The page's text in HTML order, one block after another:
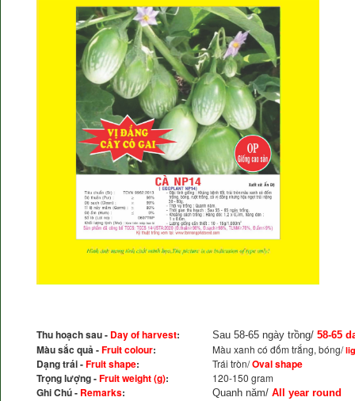
Thu hoạch sau - Day of harvest: Sau 58-65 ngày trồng/ 58-65
Màu sắc quả -Fruit colour: Màu xanh có đốm trắng, bóng/
Dạng trái -Fruit shape: Trái tròn/Oval shape
Trọng lượng -Fruit weight (g): 120-150 gram
Ghi Chú - Remarks: Quanh năm/ All year round